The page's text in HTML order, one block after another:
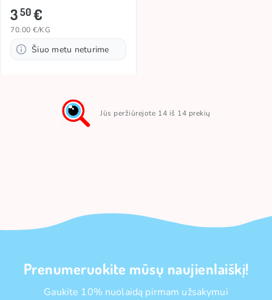
MOCHI), 50g
350€
70.00 €/KG
Šiuo metu neturime
Jūs peržiūrejote 14 iš 14 prekių
Prenumeruokite mūsų naujienlaiškį!
Gaukite 10% nuolaidą pirmam užsakymui